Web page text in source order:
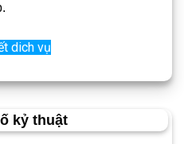
dich vụ
kỷ thuật